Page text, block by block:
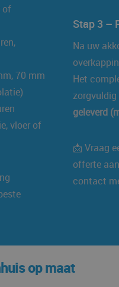
of
70 mm
vloer of
Stap 3 –
Na uw
Het
geleverd
📩 Vraag
offerte
contact
op maat